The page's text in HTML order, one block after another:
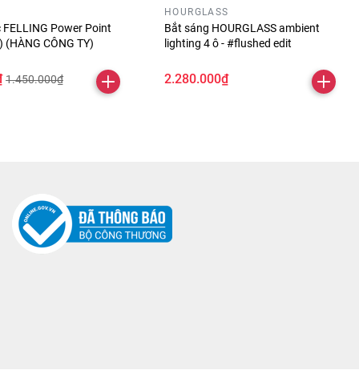
FELLING Power Point
CÔNG TY)
1.450.000₫
HOURGLASS
Bắt sáng HOURGLASS ambient
lighting 4 ô - #flushed edit
2.280.000₫